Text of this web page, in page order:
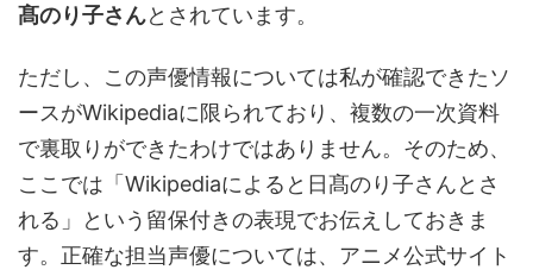
髙のり子さんとされています。
ただし、この声優情報については私が確認できたソ
ースがWikipediaに限られており、複数の一次資料
で裏取りができたわけではありません。そのため、
ここでは「Wikipediaによると日髙のり子さんとさ
れる」という留保付きの表現でお伝えしておきま
す。正確な担当声優については、アニメ公式サイト